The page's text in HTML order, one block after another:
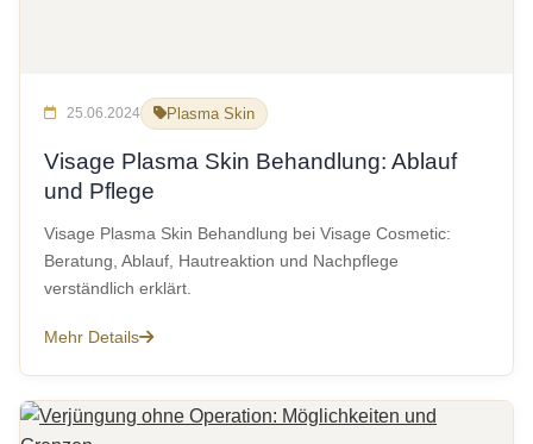
25.06.2024 Plasma Skin
Visage Plasma Skin Behandlung: Ablauf
und Pflege
Visage Plasma Skin Behandlung bei Visage Cosmetic:
Beratung, Ablauf, Hautreaktion und Nachpflege
verständlich erklärt.
Mehr Details